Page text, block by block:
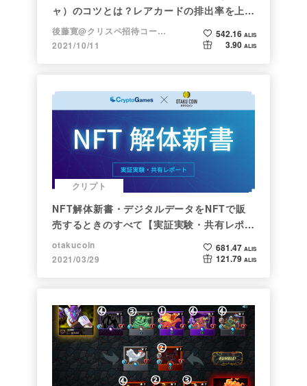
ャ）のコツとは？レアカードの排出率を上げ
る方法【初心者向け】
後藤寛@クリスペ招待コード→LHiH
2021/10/11
542.16 ALIS
3.90 ALIS
クリプト
NFT解体新書・デジタルデータをNFTで販
売するときのすべて【実証実験・共有レポー
ト】
otakucoin
2021/03/29
681.47 ALIS
121.79 ALIS